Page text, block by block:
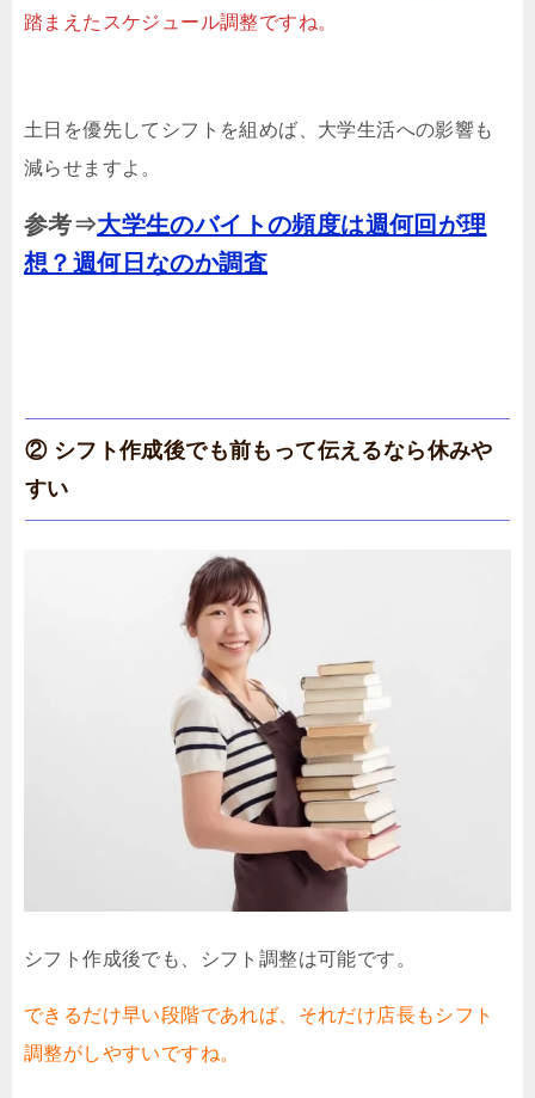
踏まえたスケジュール調整ですね。
土日を優先してシフトを組めば、大学生活への影響も
減らせますよ。
参考⇒大学生のバイトの頻度は週何回が理
想？週何日なのか調査
② シフト作成後でも前もって伝えるなら休みや
すい
シフト作成後でも、シフト調整は可能です。
できるだけ早い段階であれば、それだけ店長もシフト
調整がしやすいですね。